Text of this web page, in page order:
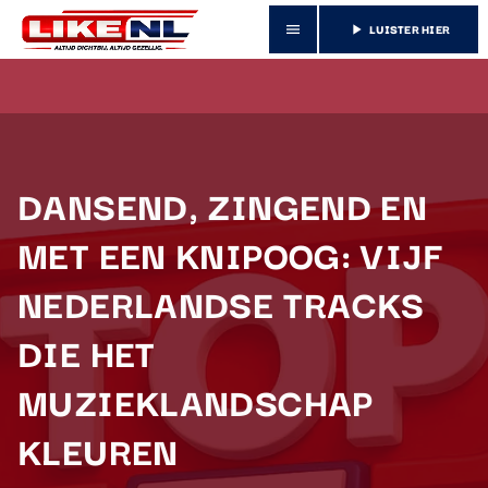
menu play_arrow LUISTER HIER
DANSEND, ZINGEND EN
MET EEN KNIPOOG: VIJF
NEDERLANDSE TRACKS
DIE HET
MUZIEKLANDSCHAP
KLEUREN